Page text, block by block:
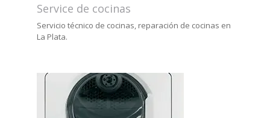
Service de cocinas
Servicio técnico de cocinas, reparación de cocinas en
La Plata.